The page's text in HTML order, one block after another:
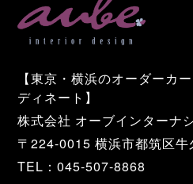
【東京・横浜のオーダーカ
ディネート】
株式会社 オーブインターナ
〒224-0015 横浜市都筑区
TEL：045-507-8868